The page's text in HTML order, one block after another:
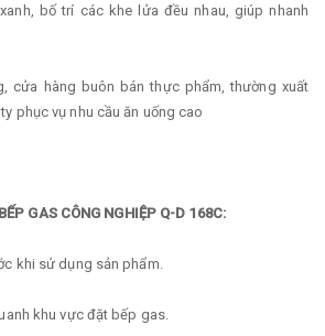
bố trí các khe lửa đều nhau, giúp nhanh
cửa hàng buôn bán thực phẩm, thường xuất
phục vụ nhu cầu ăn uống cao
GAS CÔNG NGHIỆP Q-D 168C:
khi sử dụng sản phẩm.
khu vực đặt bếp gas.